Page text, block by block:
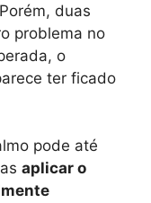
duas
problema no
o
ter ficado
pode até
aplicar o